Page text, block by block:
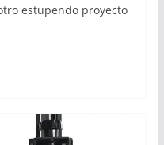
estupendo proyecto